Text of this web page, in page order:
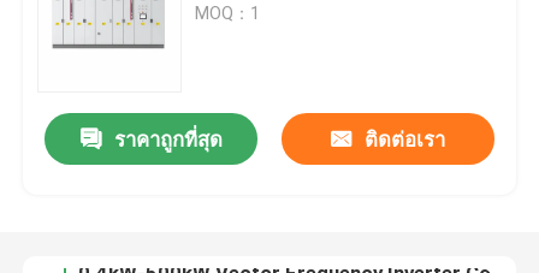
สินค้า
MOQ：1
ราคาถูกที่สุด ติดต่อเรา
พลังงานเวกเตอร์ ความถี่ Inverter VFD ความถี่ Drive V / F การควบคุม 200-240V 1PH / 3PH ความแรงดันเข้าสั่นต่ํา